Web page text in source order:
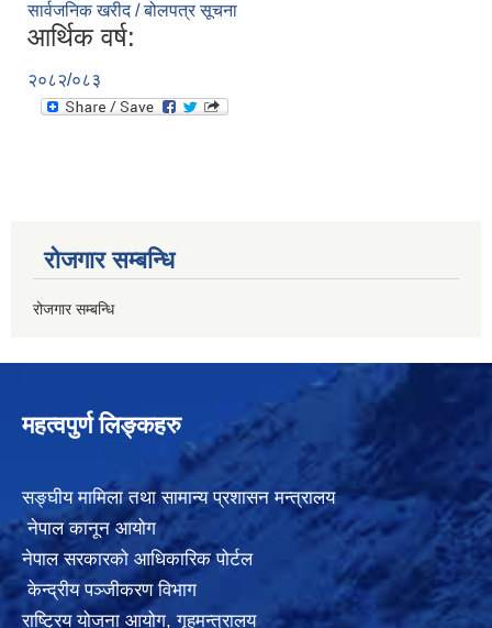
सार्वजनिक खरीद / बोलपत्र सूचना
आर्थिक वर्ष:
२०८२/०८३
रोजगार सम्बन्धि
रोजगार सम्बन्धि
महत्वपुर्ण लिङ्कहरु
सङ्घीय मामिला तथा सामान्य प्रशासन मन्त्रालय
नेपाल कानून आयोग
नेपाल सरकारको आधिकारिक पोर्टल
केन्द्रीय पञ्जीकरण विभाग
राष्ट्रिय योजना आयोग,गृहमन्त्रालय